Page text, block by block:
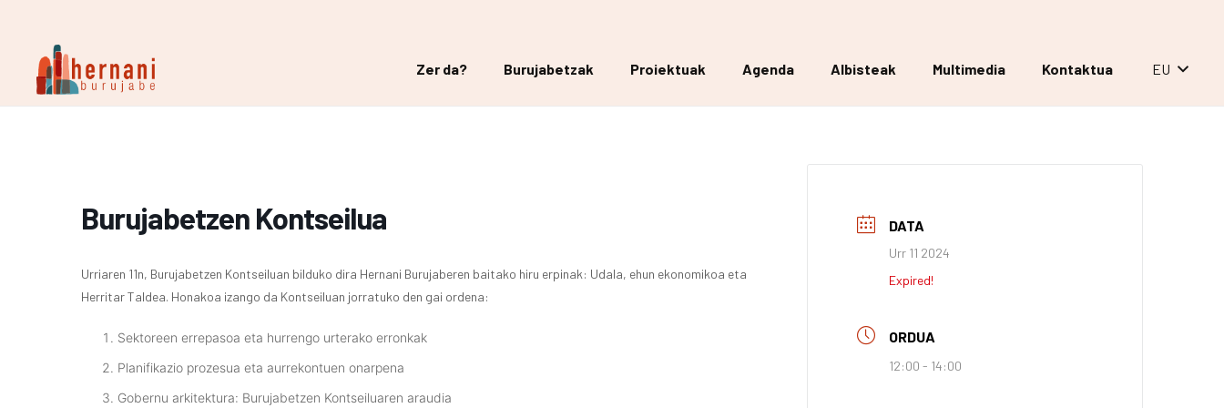
Zer da? Burujabetzak Proiektuak Agenda Albisteak Multimedia Kontaktua EU
Burujabetzen Kontseilua
Urriaren 11n, Burujabetzen Kontseiluan bilduko dira Hernani Burujaberen baitako hiru erpinak: Udala, ehun ekonomikoa eta
Herritar Taldea. Honakoa izango da Kontseiluan jorratuko den gai ordena:
Sektoreen errepasoa eta hurrengo urterako erronkak
Planifikazio prozesua eta aurrekontuen onarpena
Gobernu arkitektura: Burujabetzen Kontseiluaren araudia
DATA
Urr 11 2024
Expired!
ORDUA
12:00 - 14:00